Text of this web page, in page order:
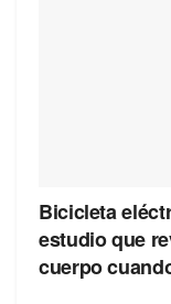
Bicicleta
estudio que
cuerpo